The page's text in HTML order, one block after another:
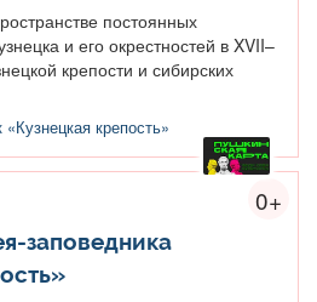
постоянных
и его окрестностей в XVII–
крепости и сибирских
крепость»
0+
заповедника